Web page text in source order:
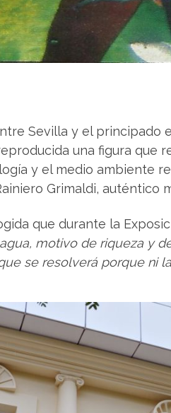
Sevilla y el principado
una figura que
y el medio ambiente
Grimaldi, auténtico
que durante la
motivo de riqueza y
se resolverá porque ni